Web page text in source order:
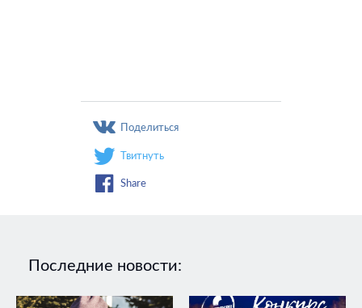
Поделиться
Твитнуть
Share
Последние новости: